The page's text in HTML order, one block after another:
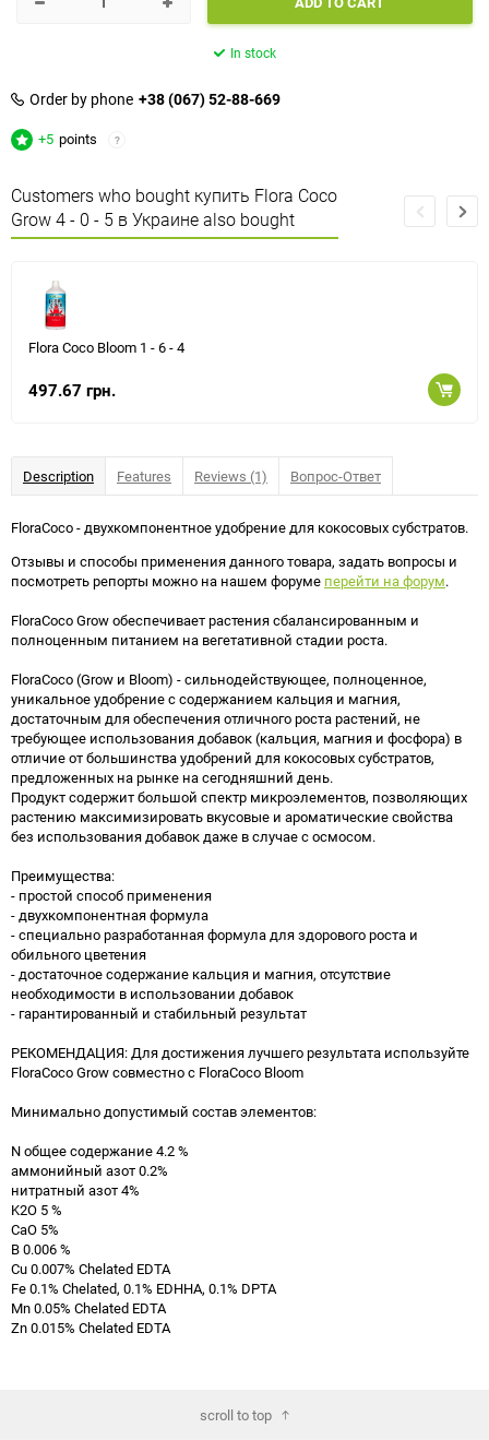
In stock
Order by phone +38 (067) 52-88-669
+5 points ?
Customers who bought купить Flora Coco
Grow 4 - 0 - 5 в Украине also bought
Flora Coco Bloom 1 - 6 - 4
497.67 грн.
Description Features Reviews (1) Вопрос-Ответ
FloraCoco - двухкомпонентное удобрение для кокосовых субстратов.
Отзывы и способы применения данного товара, задать вопросы и
посмотреть репорты можно на нашем форуме перейти на форум.
FloraCoco Grow обеспечивает растения сбалансированным и
полноценным питанием на вегетативной стадии роста.
FloraCoco (Grow и Bloom) - сильнодействующее, полноценное,
уникальное удобрение с содержанием кальция и магния,
достаточным для обеспечения отличного роста растений, не
требующее использования добавок (кальция, магния и фосфора) в
отличие от большинства удобрений для кокосовых субстратов,
предложенных на рынке на сегодняшний день.
Продукт содержит большой спектр микроэлементов, позволяющих
растению максимизировать вкусовые и ароматические свойства
без использования добавок даже в случае с осмосом.
Преимущества:
- простой способ применения
- двухкомпонентная формула
- специально разработанная формула для здорового роста и
обильного цветения
- достаточное содержание кальция и магния, отсутствие
необходимости в использовании добавок
- гарантированный и стабильный результат
РЕКОМЕНДАЦИЯ: Для достижения лучшего результата используйте
FloraCoco Grow совместно с FloraCoco Bloom
Минимально допустимый состав элементов:
N общее содержание 4.2 %
аммонийный азот 0.2%
нитратный азот 4%
K2O 5 %
CaO 5%
B 0.006 %
Cu 0.007% Chelated EDTA
Fe 0.1% Chelated, 0.1% EDHHA, 0.1% DPTA
Mn 0.05% Chelated EDTA
Zn 0.015% Chelated EDTA
scroll to top